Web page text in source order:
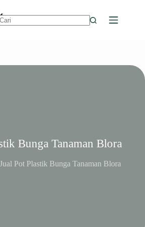
Bunga Tanaman Blora
Jual Pot Plastik Bunga Tanaman Blora